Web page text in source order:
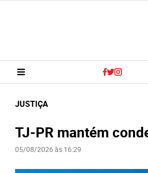
JUSTIÇA
TJ-PR mantém
05/08/2026 às 16:29